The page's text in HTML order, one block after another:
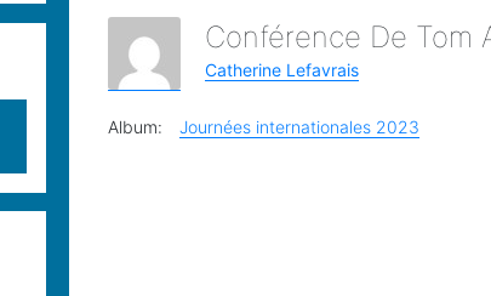
Conférence De Tom
Catherine Lefavrais
Album: Journées internationales 2023